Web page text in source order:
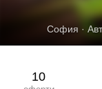
София ·
10